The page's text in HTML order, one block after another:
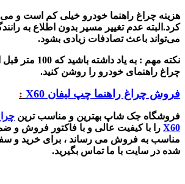
هزینه چراغ راهنما خودرو خیلی کم است و می
کرد.البته عدم تغییر مسیر بدون اطلاع به
می‌تواند باعث تصادفات زیادی بشود.
نکته مهم : به یاد
چراغ راهنمای خودرو را روشن کنید.
فروش چراغ راهنما چپ لیفان :
فروشگاه جک شاپ بهترین و مناسب ترین
X60 را با کیفیت عالی و با فاکتور فروش و
مناسب به فروش می رساند ، برای خرید و
شده در سایت با ما تماس بگیرید.